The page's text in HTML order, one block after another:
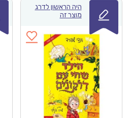
היה הראשון לדרג
מוצר זה